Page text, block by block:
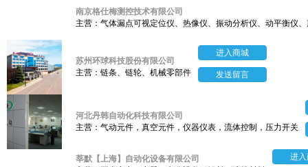
南京格仕梅测控技术有限公司
主营：气体漏点可视定位仪、热像仪、振动分析仪、动平衡仪
苏州环球科技股份有限公司
主营：链条、链轮、机械零部件
进入商城
发送留言
河北丹韩自动化科技有限公司
主营：气动元件，真空元件，仪器仪表，流体控制，压力开关
莘默【上海】自动化设备有限公司
进